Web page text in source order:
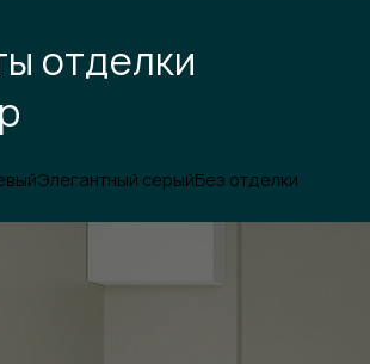
отделки
Элегантный серыйБез отделки